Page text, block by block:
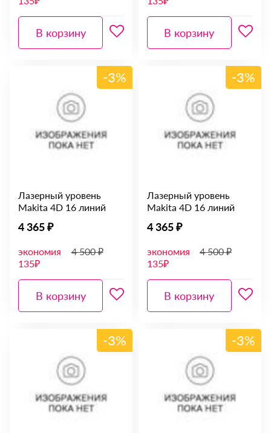
В корзину В корзину
-3%
Лазерный уровень
Makita 4D 16 линий
4 365 ₽
экономия
135₽
4 500 ₽
В корзину
-3%
Лазерный уровень
Makita 4D 16 линий
4 365 ₽
экономия
135₽
4 500 ₽
В корзину
-3% -3%